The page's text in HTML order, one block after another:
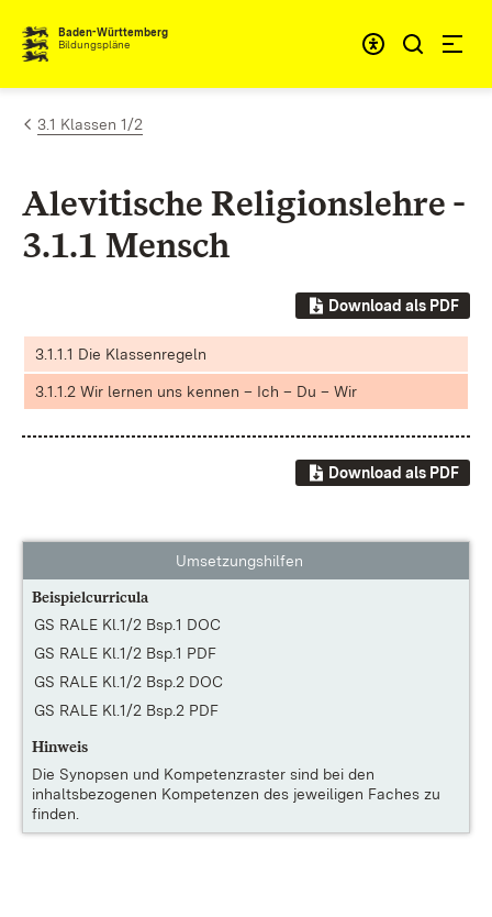
Zum Inhalt springen
Baden-Württemberg
Bildungspläne
3.1 Klassen 1/2
Alevitische Religionslehre -
3.1.1 Mensch
Download als PDF
3.1.1.1 Die Klassenregeln
3.1.1.2 Wir lernen uns kennen – Ich – Du – Wir
Download als PDF
Umsetzungshilfen
Beispielcurricula
GS RALE Kl.1/2 Bsp.1 DOC
GS RALE Kl.1/2 Bsp.1 PDF
GS RALE Kl.1/2 Bsp.2 DOC
GS RALE Kl.1/2 Bsp.2 PDF
Hinweis
Die Synopsen und Kompetenzraster sind bei den
inhaltsbezogenen Kompetenzen des jeweiligen Faches zu
finden.